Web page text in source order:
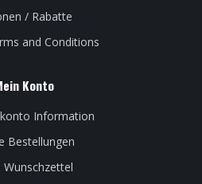
/ Rabatte
and Conditions
Konto
Information
Bestellungen
Wunschzettel